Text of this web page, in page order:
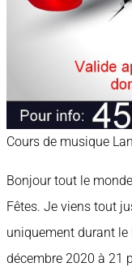
Cours de musique
Bonjour tout le
Fêtes. Je viens tout
uniquement durant le
décembre 2020 à 21